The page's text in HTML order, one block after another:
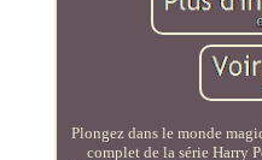
Plongez dans le monde
complet de la série Harry